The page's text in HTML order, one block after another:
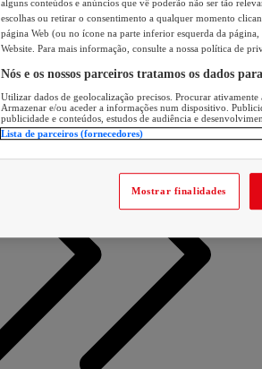
alguns conteúdos e anúncios que vê poderão não ser tão
escolhas ou retirar o consentimento a qualquer momento
página Web (ou no ícone na parte inferior esquerda da página,
Website. Para mais informação, consulte a nossa política de
Nós e os nossos parceiros tratamos os dados
Utilizar dados de geolocalização precisos. Procurar
Armazenar e/ou aceder a informações num dispositivo.
publicidade e conteúdos, estudos de audiência e
Lista de parceiros (fornecedores)
Mostrar finalidades